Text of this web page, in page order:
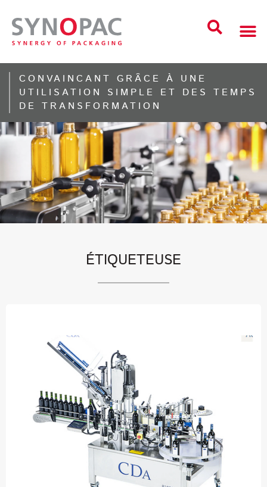
CONVAINCANT GRÂCE À UNE
UTILISATION SIMPLE ET DES TEMPS
DE TRANSFORMATION
ÉTIQUETEUSE